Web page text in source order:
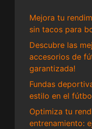
Mejora tu
sin tacos para
Descubre las
accesorios de
garantizada!
Fundas
estilo en el
Optimiza tu
entrenamiento: